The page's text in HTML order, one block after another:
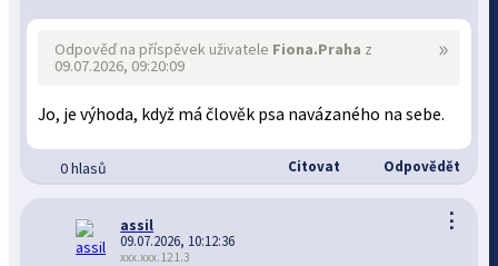
»
Odpověď na příspěvek uživatele Fiona.Praha z
09.07.2026, 09:20:09
Jo, je výhoda, když má člověk psa navázaného na sebe.
0 hlasů Citovat Odpovědět
⋮
assil
09.07.2026, 10:12:36
xxx.xxx.121.3